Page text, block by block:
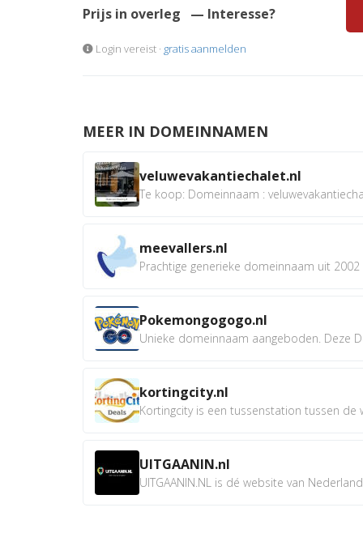
Prijs in overleg — Interesse?
Login vereist · gratis aanmelden
MEER IN DOMEINNAMEN
veluwevakantiechalet.nl
Te koop: Domeinnaam :
meevallers.nl
Prachtige generieke domeinnaam uit 2002
Pokemongogogo.nl
Unieke domeinnaam aangeboden. Deze
kortingcity.nl
Kortingcity is een tussenstation tussen de
UITGAANIN.nl
UITGAANIN.NL is dé website van Nederland